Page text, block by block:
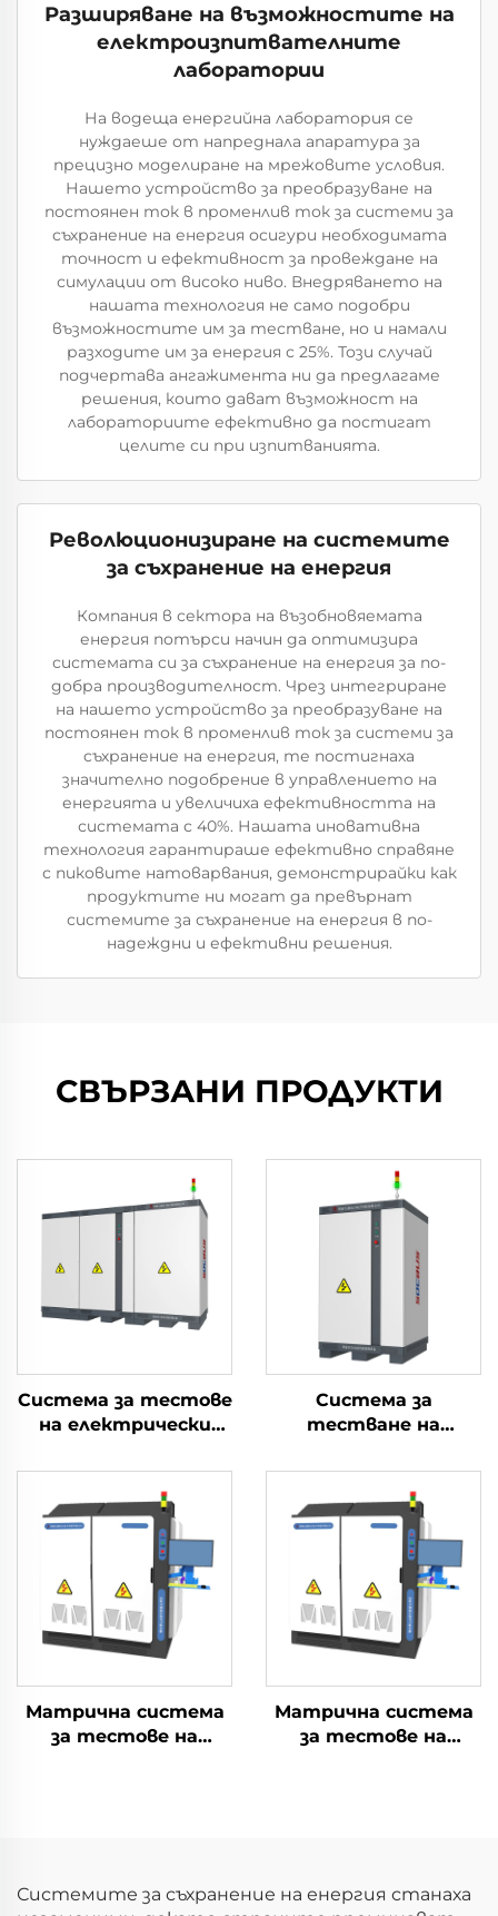
Разширяване на възможностите на
електроизпитвателните
лаборатории
На водеща енергийна лаборатория се
нуждаеше от напреднала апаратура за
прецизно моделиране на мрежовите условия.
Нашето устройство за преобразуване на
постоянен ток в променлив ток за системи за
съхранение на енергия осигури необходимата
точност и ефективност за провеждане на
симулации от високо ниво. Внедряването на
нашата технология не само подобри
възможностите им за тестване, но и намали
разходите им за енергия с 25%. Този случай
подчертава ангажимента ни да предлагаме
решения, които дават възможност на
лабораториите ефективно да постигат
целите си при изпитванията.
Революционизиране на системите
за съхранение на енергия
Компания в сектора на възобновяемата
енергия потърси начин да оптимизира
системата си за съхранение на енергия за по-
добра производителност. Чрез интегриране
на нашето устройство за преобразуване на
постоянен ток в променлив ток за системи за
съхранение на енергия, те постигнаха
значително подобрение в управлението на
енергията и увеличиха ефективността на
системата с 40%. Нашата иновативна
технология гарантираше ефективно справяне
с пиковите натоварвания, демонстрирайки как
продуктите ни могат да превърнат
системите за съхранение на енергия в по-
надеждни и ефективни решения.
СВЪРЗАНИ ПРОДУКТИ
Система за тестове
на електрически
литиеви батерии
(2400V)
Система за
тестване на
характеристики на
литиеви батерии
(100V)
Матрична система
за тестове на
Матрична система
за тестове на
Системите за съхранение на енергия станаха